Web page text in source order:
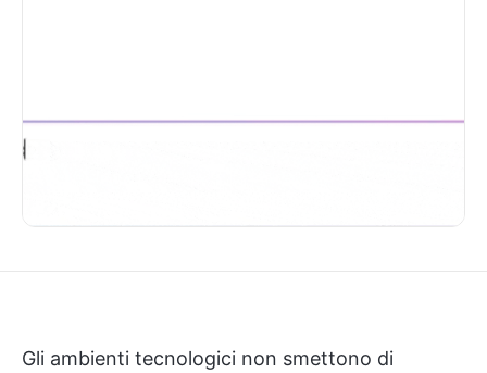
Gli ambienti tecnologici non smettono di